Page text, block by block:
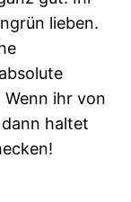
lieben.
ihr von
haltet